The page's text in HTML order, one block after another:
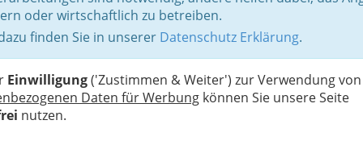
oder wirtschaftlich zu betreiben.
finden Sie in unserer Datenschutz Erklärung.
Einwilligung('Zustimmen & Weiter') zur Verwendung von
Daten für Werbung können Sie unsere Seite
nutzen.